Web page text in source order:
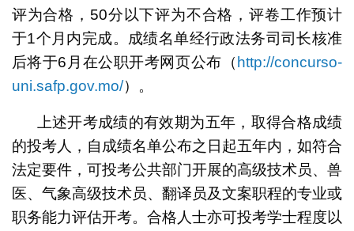
评为合格，50分以下评为不合格，评卷工作预计
于1个月内完成。成绩名单经行政法务司司长核准
后将于6月在公职开考网页公布（http://concurso-
uni.safp.gov.mo/）。
上述开考成绩的有效期为五年，取得合格成绩
的投考人，自成绩名单公布之日起五年内，如符合
法定要件，可投考公共部门开展的高级技术员、兽
医、气象高级技术员、翻译员及文案职程的专业或
职务能力评估开考。合格人士亦可投考学士程度以